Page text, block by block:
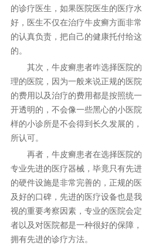
的诊疗医生，如果医院医生的医疗
好，医生不仅在治疗牛皮癣方面非
的认真负责，把自己的健康托付给
的。
其次，牛皮癣患者咋选择医院的
理的医院，因为一般来说正规的医
的费用以及治疗的费用都是按照统
开透明的，不会像一些黑心的小医
样的小诊所是不会得到长久发展的
所认可。
再者，牛皮癣患者在选择医院的
专业先进的医疗器械，毕竟只有先
的硬件设施是非常完善的，正规的
及好的口碑，先进的医疗设备也是
视的重要考察因素，专业的医院会
者以及对医院都是一种很好的保障
拥有先进的诊疗方法。